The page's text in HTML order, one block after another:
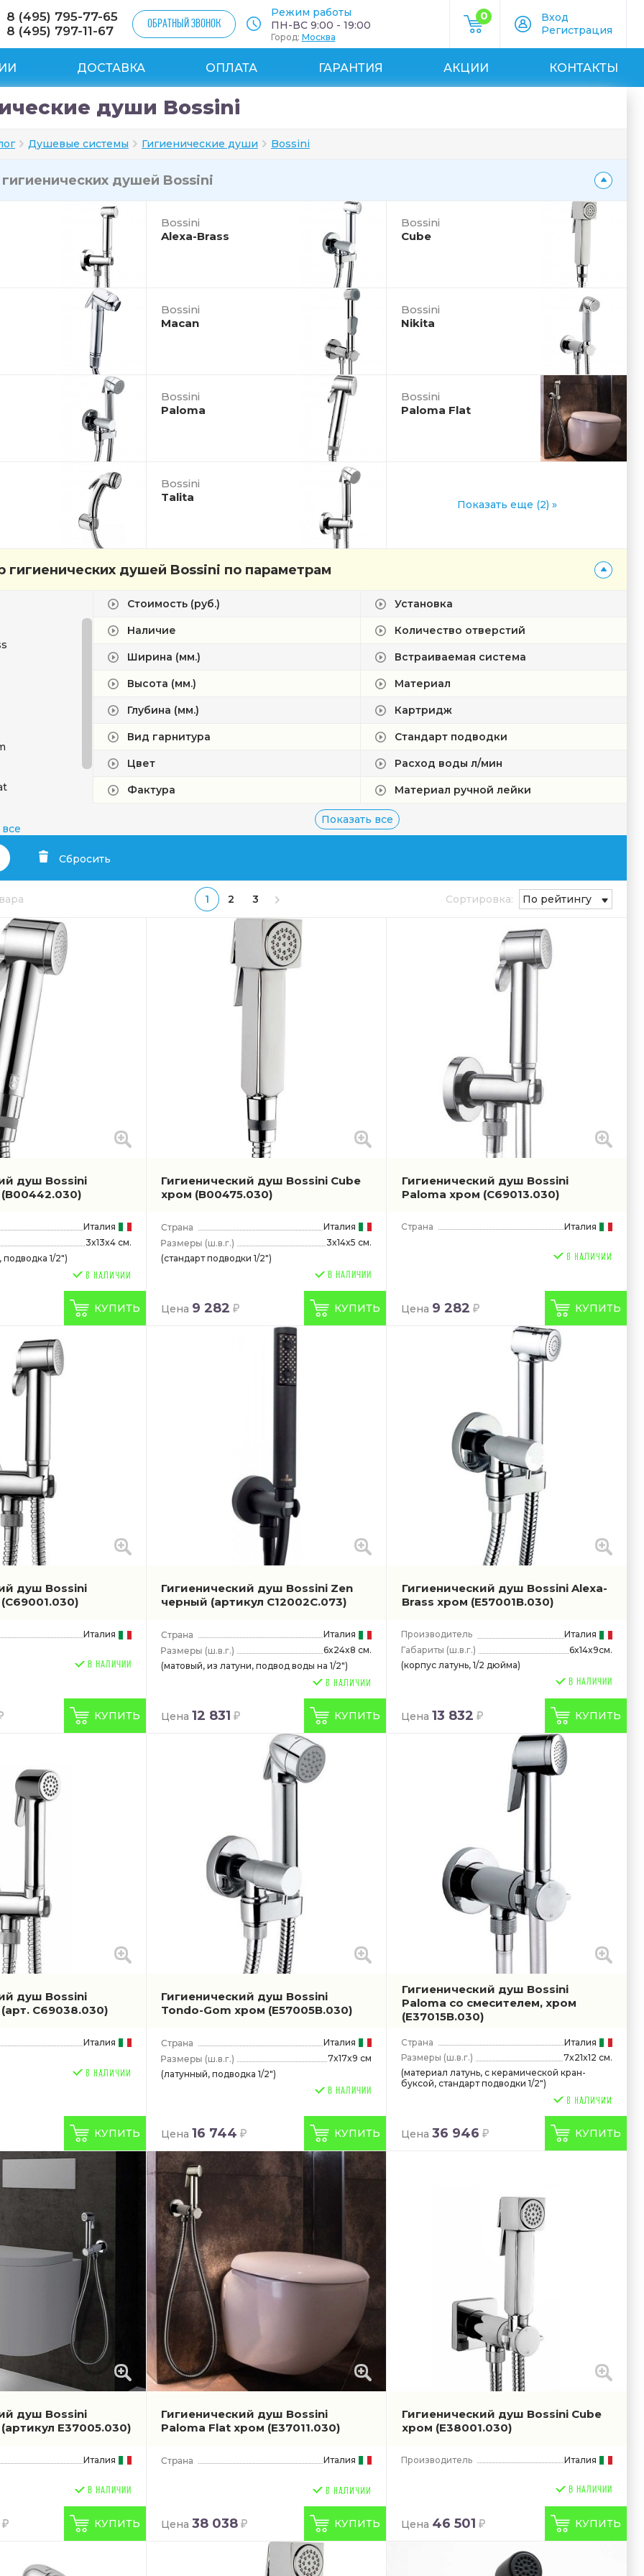
8 (495) 795-77-65
8 (495) 797-11-67
ОБРАТНЫЙ ЗВОНОК
Режим работы
ПН-ВС 9:00 - 19:00
Город: Москва
0
Вход
Регистрация
ДОСТАВКА ОПЛАТА ГАРАНТИЯ АКЦИИ КОНТАКТЫ
души Bossini
Душевые системы Гигиенические души Bossini
гигиенических душей Bossini
Bossini
Alexa-Brass
Bossini
Cube
Bossini
Macan
Bossini
Nikita
Bossini
Paloma
Bossini
Paloma Flat
Bossini
Talita
Показать еще (2) »
гигиенических душей Bossini по параметрам
Стоимость (руб.)
Наличие
Ширина (мм.)
Высота (мм.)
Глубина (мм.)
Вид гарнитура
Цвет
Фактура
Установка
Количество отверстий
Встраиваемая система
Материал
Картридж
Стандарт подводки
Расход воды л/мин
Материал ручной лейки
Показать все
Сбросить
1 2 3 Сортировка: По рейтингу
душ Bossini
(B00442.030)
Италия
3x13x4 см.
подводка 1/2")
КУПИТЬ
Гигиенический душ Bossini Cube
хром (B00475.030)
Италия
(ш.в.г.)
3x14x5 см.
(стандарт подводки 1/2")
В НАЛИЧИИ
Цена 9 282 КУПИТЬ
Гигиенический душ Bossini
Paloma хром (C69013.030)
Страна Италия
Цена 9 282 КУПИТЬ
душ Bossini
(C69001.030)
Италия
В НАЛИЧИИ
КУПИТЬ
Гигиенический душ Bossini Zen
черный (артикул C12002C.073)
Италия
(ш.в.г.)
6x24x8 см.
(матовый, из латуни, подвод воды на 1/2")
Цена 12 831 КУПИТЬ
Гигиенический душ Bossini Alexa-
Brass хром (E57001B.030)
Производитель
Италия
Габариты (ш.в.г.)
6x14x9см.
(корпус латунь, 1/2 дюйма)
В НАЛИЧИИ
Цена 13 832 КУПИТЬ
душ Bossini
(арт. C69038.030)
Италия
КУПИТЬ
Гигиенический душ Bossini
Tondo-Gom хром (E57005B.030)
Италия
(ш.в.г.)
7x17x9 см
(латунный, подводка 1/2")
В НАЛИЧИИ
Цена 16 744 КУПИТЬ
Гигиенический душ Bossini
Paloma со смесителем, хром
(E37015B.030)
Страна
Италия
Размеры (ш.в.г.)
7x21x12 см.
(материал латунь, с керамической кран-
буксой, стандарт подводки 1/2")
Цена 36 946 КУПИТЬ
душ Bossini
(артикул E37005.030)
Италия
В НАЛИЧИИ
КУПИТЬ
Гигиенический душ Bossini
Paloma Flat хром (E37011.030)
Италия
Цена 38 038 КУПИТЬ
Гигиенический душ Bossini Cube
хром (E38001.030)
Производитель Италия
В НАЛИЧИИ
Цена 46 501 КУПИТЬ